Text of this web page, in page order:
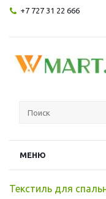
+7 727 31 22 666
МЕНЮ
Текстиль для